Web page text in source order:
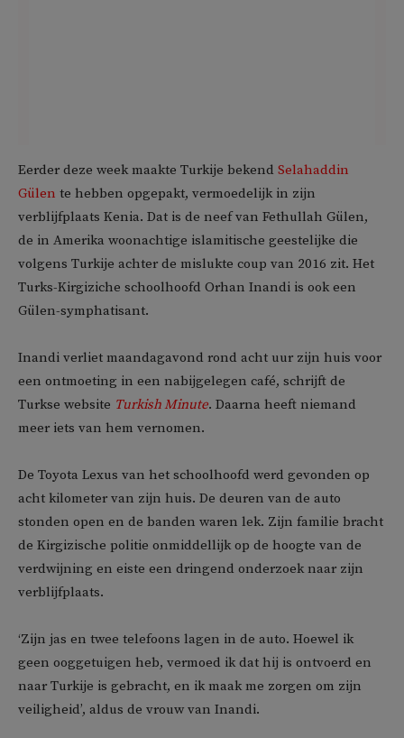
Eerder deze week maakte Turkije bekend Selahaddin
Gülen te hebben opgepakt, vermoedelijk in zijn
verblijfplaats Kenia. Dat is de neef van Fethullah Gülen,
de in Amerika woonachtige islamitische geestelijke die
volgens Turkije achter de mislukte coup van 2016 zit. Het
Turks-Kirgiziche schoolhoofd Orhan Inandi is ook een
Gülen-symphatisant.
Inandi verliet maandagavond rond acht uur zijn huis voor
een ontmoeting in een nabijgelegen café, schrijft de
Turkse website Turkish Minute. Daarna heeft niemand
meer iets van hem vernomen.
De Toyota Lexus van het schoolhoofd werd gevonden op
acht kilometer van zijn huis. De deuren van de auto
stonden open en de banden waren lek. Zijn familie bracht
de Kirgizische politie onmiddellijk op de hoogte van de
verdwijning en eiste een dringend onderzoek naar zijn
verblijfplaats.
‘Zijn jas en twee telefoons lagen in de auto. Hoewel ik
geen ooggetuigen heb, vermoed ik dat hij is ontvoerd en
naar Turkije is gebracht, en ik maak me zorgen om zijn
veiligheid’, aldus de vrouw van Inandi.